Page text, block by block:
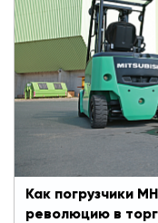
Как погрузчики
революцию в
Mitsubishi Heavy
рынку
арсенале
комбинаций
оборудования